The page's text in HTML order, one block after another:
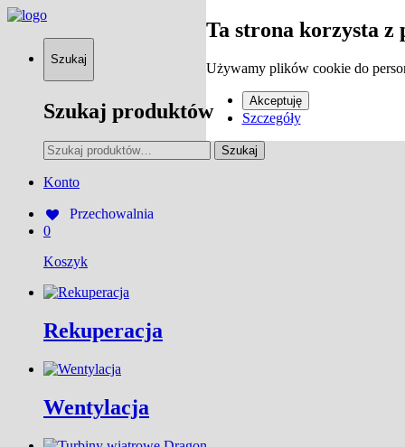
Szukaj
Szukaj produktów
Szukaj: Szukaj
Konto
Przechowalnia
0
Koszyk
Rekuperacja
Wentylacja
Ta strona korzysta z
Używamy plików cookie do
Akceptuję
Szczegóły